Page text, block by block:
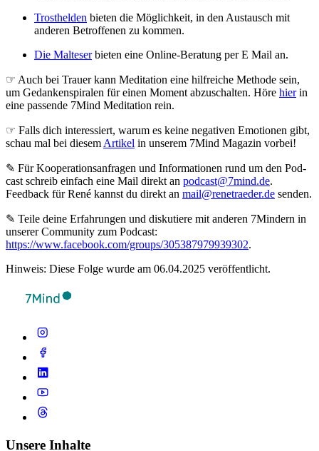
Trosthelden bieten die Möglichkeit, in den Austausch mit
anderen Betroffenen zu kommen.
Die Malteserbieten eine Online-Beratung per E Mail an.
☞ Auch bei Trauer kann Meditation eine hilfreiche Methode sein,
um Gedankenspiralen für einen Moment abzuschalten. Höre hierin
eine passende 7Mind Meditation rein.
☞ Falls dich interessiert, warum es keine negativen Emotionen gibt,
schau mal bei diesem Artikel in unserem 7Mind Magazin vorbei!
✎ Für Koope­ra­ti­ons­an­fra­gen und Infor­ma­tio­nen rund um den Pod­
cast schreib ein­fach eine Mail direkt an podcast@7mind.de.
Feedback für René kannst du direkt an mail@renetraeder.de senden.
✎ Teile deine Erfahrungen und diskutiere mit anderen 7Mindern in
unserer Community zum Podcast:
https://www.facebook.com/groups/305387979939302.
Hinweis: Diese Folge wurde am 06.04.2025 veröffentlicht.
Unsere Inhalte